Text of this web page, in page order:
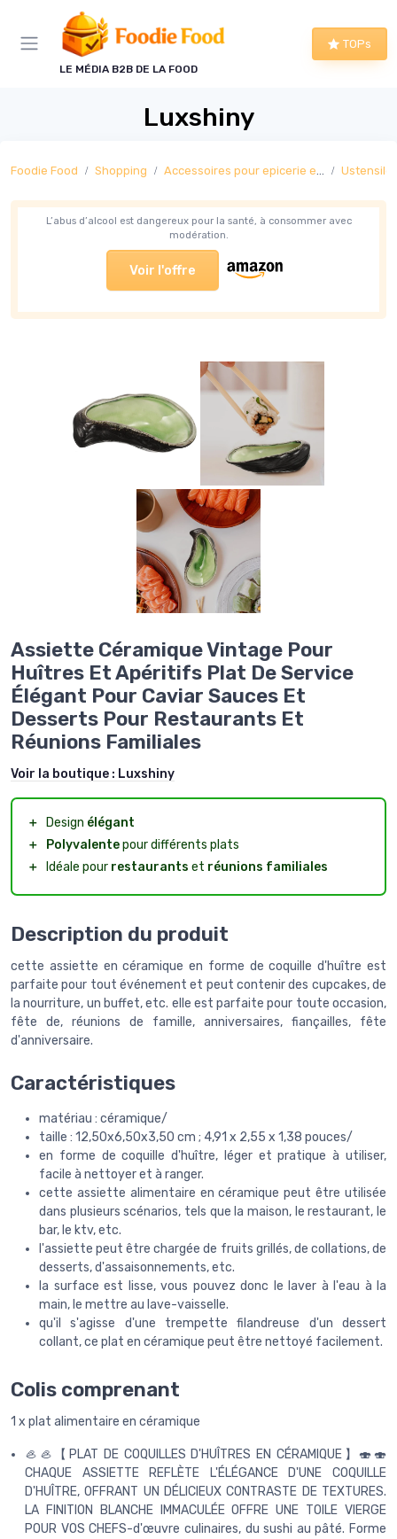
LE MÉDIA B2B DE LA FOOD
TOPs
Luxshiny
Foodie Food Shopping Accessoires pour epicerie et boisson
L’abus d’alcool est dangereux pour la santé, à consommer avec
modération.
Voir l'offre
Assiette Céramique Vintage Pour
Huîtres Et Apéritifs Plat De Service
Élégant Pour Caviar Sauces Et
Desserts Pour Restaurants Et
Réunions Familiales
Voir la boutique : Luxshiny
＋ Design élégant
＋
Polyvalentepour différents plats
＋
Idéale pour restaurants et réunions familiales
Description du produit
cette assiette en céramique en forme de coquille d'huître est
parfaite pour tout événement et peut contenir des cupcakes, de
la nourriture, un buffet, etc. elle est parfaite pour toute occasion,
fête de, réunions de famille, anniversaires, fiançailles, fête
d'anniversaire.
Caractéristiques
matériau : céramique/
taille : 12,50x6,50x3,50 cm ; 4,91 x 2,55 x 1,38 pouces/
en forme de coquille d'huître, léger et pratique à utiliser,
facile à nettoyer et à ranger.
cette assiette alimentaire en céramique peut être utilisée
dans plusieurs scénarios, tels que la maison, le restaurant, le
bar, le ktv, etc.
l'assiette peut être chargée de fruits grillés, de collations, de
desserts, d'assaisonnements, etc.
la surface est lisse, vous pouvez donc le laver à l'eau à la
main, le mettre au lave-vaisselle.
qu'il s'agisse d'une trempette filandreuse d'un dessert
collant, ce plat en céramique peut être nettoyé facilement.
Colis comprenant
1 x plat alimentaire en céramique
🦪🦪【PLAT DE COQUILLES D'HUÎTRES EN CÉRAMIQUE】🍣🍣
CHAQUE ASSIETTE REFLÈTE L'ÉLÉGANCE D'UNE COQUILLE
D'HUÎTRE, OFFRANT UN DÉLICIEUX CONTRASTE DE TEXTURES.
LA FINITION BLANCHE IMMACULÉE OFFRE UNE TOILE VIERGE
POUR VOS CHEFS-d'œuvre culinaires, du sushi au pâté. Forme
Panneau de gestion des cookies